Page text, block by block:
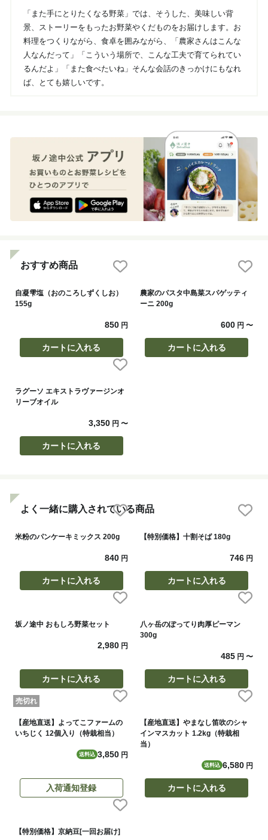
「また手にとりたくなる野菜」では、そうした、美味しい背
景、ストーリーをもったお野菜やくだものをお届けします。お
料理をつくりながら、食卓を囲みながら、「農家さんはこんな
人なんだって」「こういう場所で、こんな工夫で育てられてい
るんだよ」「また食べたいね」そんな会話のきっかけにもなれ
ば、とても嬉しいです。
おすすめ商品
自凝雫塩（おのころしずくしお）
155g
850円
カートに入れる
農家のパスタ中島菜スパゲッティ
ーニ 200g
600 円〜
カートに入れる
ラグーソ エキストラヴァージンオ
リーブオイル
3,350円 〜
カートに入れる
よく一緒に購入されている商品
米粉のパンケーキミックス 200g
840円
カートに入れる
【特別価格】十割そば 180g
746 円
カートに入れる
坂ノ途中 おもしろ野菜セット
2,980円
カートに入れる
八ヶ岳のぽってり肉厚ピーマン
300g
485 円〜
カートに入れる
売切れ
【産地直送】よってこファームの
いちじく 12個入り（特栽相当）
送料込 3,850円
入荷通知登録
【産地直送】やまなし笛吹のシャ
インマスカット 1.2kg（特栽相
当）
送料込 6,580 円
カートに入れる
【特別価格】京納豆[一回お届け]